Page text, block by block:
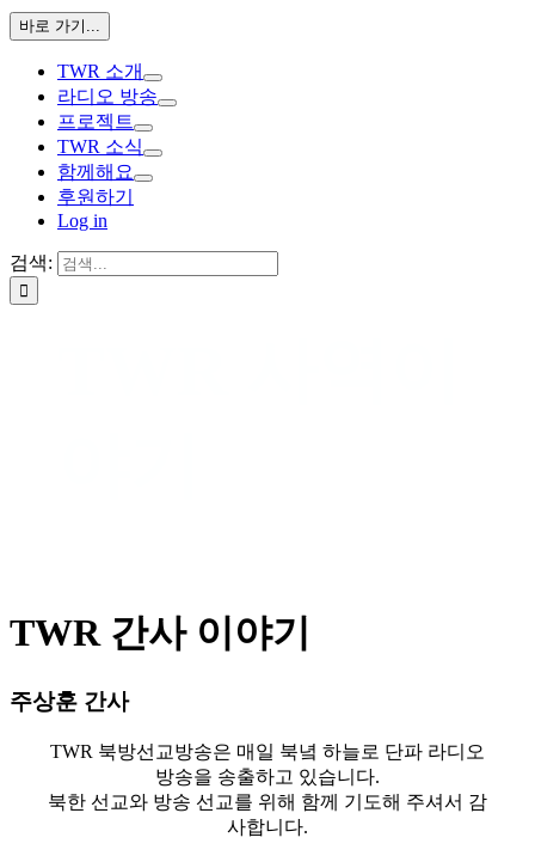
바로 가기...
TWR 소개
라디오 방송
프로젝트
TWR 소식
함께해요
후원하기
Log in
검색:
TWR 간사 이야기
주상훈 간사
TWR 북방선교방송은 매일 북녘 하늘로 단파 라디오
방송을 송출하고 있습니다.
북한 선교와 방송 선교를 위해 함께 기도해 주셔서 감
사합니다.